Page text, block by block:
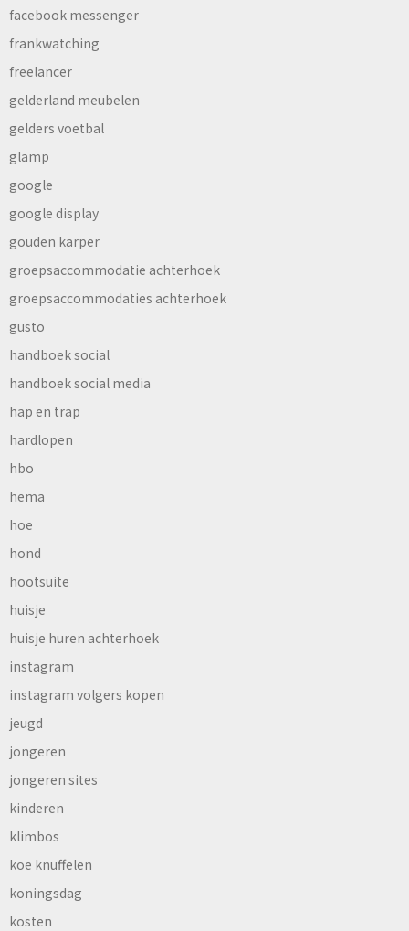
facebook messenger
frankwatching
freelancer
gelderland meubelen
gelders voetbal
glamp
google
google display
gouden karper
groepsaccommodatie achterhoek
groepsaccommodaties achterhoek
gusto
handboek social
handboek social media
hap en trap
hardlopen
hbo
hema
hoe
hond
hootsuite
huisje
huisje huren achterhoek
instagram
instagram volgers kopen
jeugd
jongeren
jongeren sites
kinderen
klimbos
koe knuffelen
koningsdag
kosten